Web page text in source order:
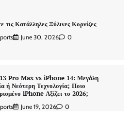
τις Κατάλληλες Ξύλινες Κορνίζες
June 30, 2026 0
Pro Max vs iPhone 14: Μεγάλη
ή Νεότερη Τεχνολογία; Ποιο
iPhone Αξίζει το 2026;
June 19, 2026 0